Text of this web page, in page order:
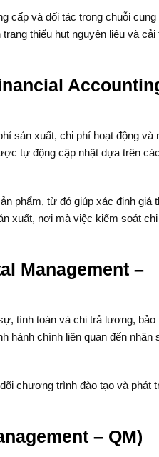
cấp và đối tác trong chuỗi cung
thiếu hụt nguyên liệu và cải
sản xuất, chi phí hoạt động và
tự động cập nhật dựa trên
phẩm, từ đó giúp xác định giá
xuất, nơi mà việc kiểm soát
Management –
tính toán và chi trả lương, bảo
hành chính liên quan đến nhân
chương trình đào tạo và phát
– QM)
(Việt
Hirota Việt
Chất đốt Green